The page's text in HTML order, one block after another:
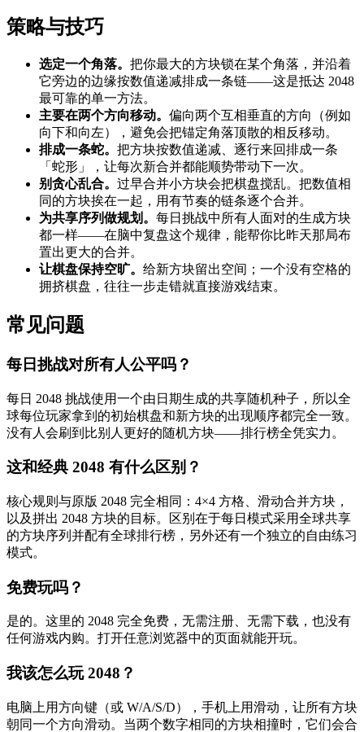
策略与技巧
选定一个角落。 把你最大的方块锁在某个角落，并沿着
它旁边的边缘按数值递减排成一条链——这是抵达 2048
最可靠的单一方法。
主要在两个方向移动。 偏向两个互相垂直的方向（例如
向下和向左），避免会把锚定角落顶散的相反移动。
排成一条蛇。 把方块按数值递减、逐行来回排成一条
「蛇形」，让每次新合并都能顺势带动下一次。
别贪心乱合。 过早合并小方块会把棋盘搅乱。把数值相
同的方块挨在一起，用有节奏的链条逐个合并。
为共享序列做规划。 每日挑战中所有人面对的生成方块
都一样——在脑中复盘这个规律，能帮你比昨天那局布
置出更大的合并。
让棋盘保持空旷。 给新方块留出空间；一个没有空格的
拥挤棋盘，往往一步走错就直接游戏结束。
常见问题
每日挑战对所有人公平吗？
每日 2048 挑战使用一个由日期生成的共享随机种子，所以全
球每位玩家拿到的初始棋盘和新方块的出现顺序都完全一致。
没有人会刷到比别人更好的随机方块——排行榜全凭实力。
这和经典 2048 有什么区别？
核心规则与原版 2048 完全相同：4×4 方格、滑动合并方块，
以及拼出 2048 方块的目标。区别在于每日模式采用全球共享
的方块序列并配有全球排行榜，另外还有一个独立的自由练习
模式。
免费玩吗？
是的。这里的 2048 完全免费，无需注册、无需下载，也没有
任何游戏内购。打开任意浏览器中的页面就能开玩。
我该怎么玩 2048？
电脑上用方向键（或 W/A/S/D），手机上用滑动，让所有方块
朝同一个方向滑动。当两个数字相同的方块相撞时，它们会合